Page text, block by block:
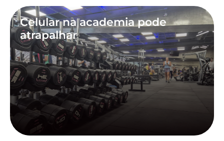
Celular na academia pode
atrapalhar